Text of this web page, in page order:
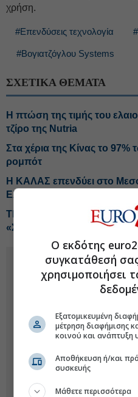
χρήση.
#Επενδύσεις τεχνολογία
#Βογιατζόγλου Systems
ΣΧΕΤΙΚΑ ΘΕΜΑΤΑ
Η πτώση της τιμής του
τζίρο της Nutria
Στα χέρια της Κίνας το
ρομπότ
Η ΚΑΛΑΣ επενδύει στο
Ελληνικές Αλυκές
ΤΕΧΑΝ- ENVIPCO:
«Σπιτάκια Ανακύκλωσης»
Ο εκδότης
συγκατάθεσή
χρησιμοποιήσει
Εξατομικευμένη
μέτρηση διαφήμισης
κοινού και ανάπτυξη
Αποθήκευση ή/και
συσκευής
Μάθετε περισσότερα